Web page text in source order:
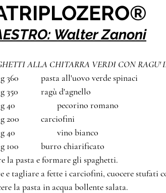
Walter Zanoni
ALLA CHITARRA VERDI CON RAGU'
g 360		pasta all'uovo verde spinaci
g 350		ragù d'agnello
g 40		        pecorino romano
g 200		carciofini
g 40		        vino bianco
g 100		burro chiarificato
la pasta e formare gli spaghetti.
e tagliare a fette i carciofini, cuocere stufati
la pasta in acqua bollente salata.